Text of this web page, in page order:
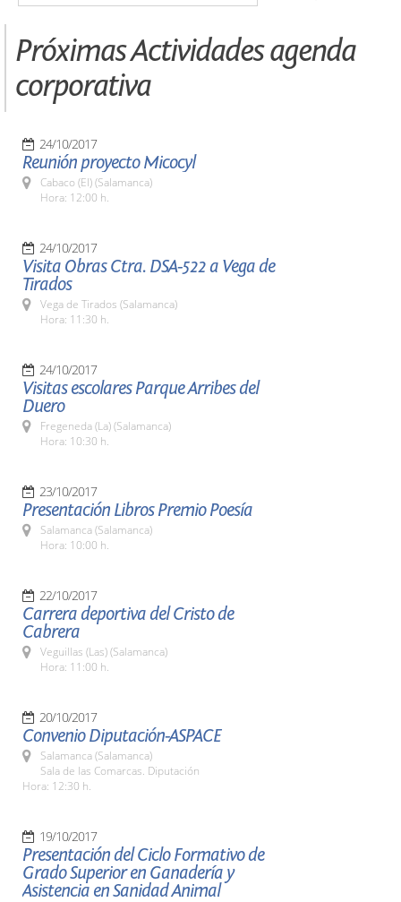
Próximas Actividades agenda
corporativa
24/10/2017
Reunión proyecto Micocyl
Cabaco (El) (Salamanca)
Hora: 12:00 h.
24/10/2017
Visita Obras Ctra. DSA-522 a Vega de
Tirados
Vega de Tirados (Salamanca)
Hora: 11:30 h.
24/10/2017
Visitas escolares Parque Arribes del
Duero
Fregeneda (La) (Salamanca)
Hora: 10:30 h.
23/10/2017
Presentación Libros Premio Poesía
Salamanca (Salamanca)
Hora: 10:00 h.
22/10/2017
Carrera deportiva del Cristo de
Cabrera
Veguillas (Las) (Salamanca)
Hora: 11:00 h.
20/10/2017
Convenio Diputación-ASPACE
Salamanca (Salamanca)
Sala de las Comarcas. Diputación
Hora: 12:30 h.
19/10/2017
Presentación del Ciclo Formativo de
Grado Superior en Ganadería y
Asistencia en Sanidad Animal